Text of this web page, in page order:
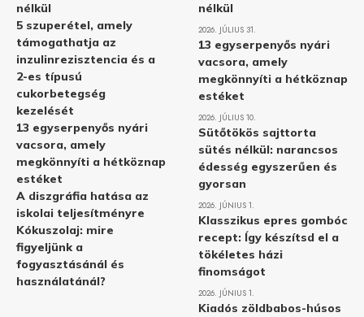
nélkül
5 szuperétel, amely
támogathatja az
inzulinrezisztencia és a
2-es típusú
cukorbetegség
kezelését
13 egyserpenyős nyári
vacsora, amely
megkönnyíti a hétköznap
estéket
A diszgráfia hatása az
iskolai teljesítményre
Kókuszolaj: mire
figyeljünk a
fogyasztásánál és
használatánál?
nélkül
2026. JÚLIUS 31.
13 egyserpenyős nyári
vacsora, amely
megkönnyíti a hétköznap
estéket
2026. JÚLIUS 10.
Sütőtökös sajttorta
sütés nélkül: narancsos
édesség egyszerűen és
gyorsan
2026. JÚNIUS 1.
Klasszikus epres gombóc
recept: Így készítsd el a
tökéletes házi
finomságot
2026. JÚNIUS 1.
Kiadós zöldbabos-húsos